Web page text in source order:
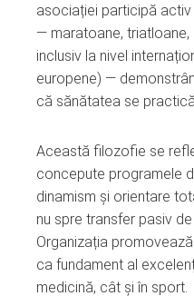
asociației participă
— maratoane,
inclusiv la nivel
europene) —
că sănătatea se
Această filozofie se
concepute programele
dinamism și orientare
nu spre transfer pasiv
Organizația
ca fundament al
medicină, cât și în sport.